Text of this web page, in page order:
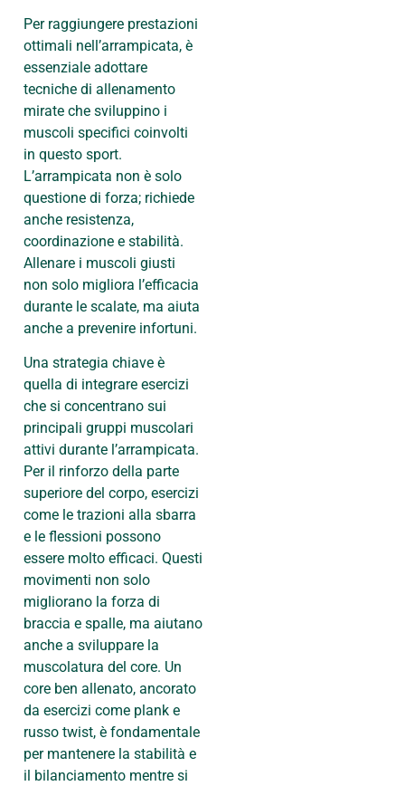
Per raggiungere prestazioni
ottimali nell’arrampicata, è
essenziale adottare
tecniche di allenamento
mirate che sviluppino i
muscoli specifici coinvolti
in questo sport.
L’arrampicata non è solo
questione di forza; richiede
anche resistenza,
coordinazione e stabilità.
Allenare i muscoli giusti
non solo migliora l’efficacia
durante le scalate, ma aiuta
anche a prevenire infortuni.
Una strategia chiave è
quella di integrare esercizi
che si concentrano sui
principali gruppi muscolari
attivi durante l’arrampicata.
Per il rinforzo della parte
superiore del corpo, esercizi
come le trazioni alla sbarra
e le flessioni possono
essere molto efficaci. Questi
movimenti non solo
migliorano la forza di
braccia e spalle, ma aiutano
anche a sviluppare la
muscolatura del core. Un
core ben allenato, ancorato
da esercizi come plank e
russo twist, è fondamentale
per mantenere la stabilità e
il bilanciamento mentre si